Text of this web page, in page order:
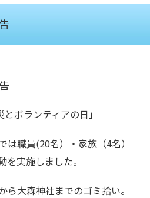
ボランティアの日」
は職員(20名）・家族（4名）
を実施しました。
ら大森神社までのゴミ拾い。